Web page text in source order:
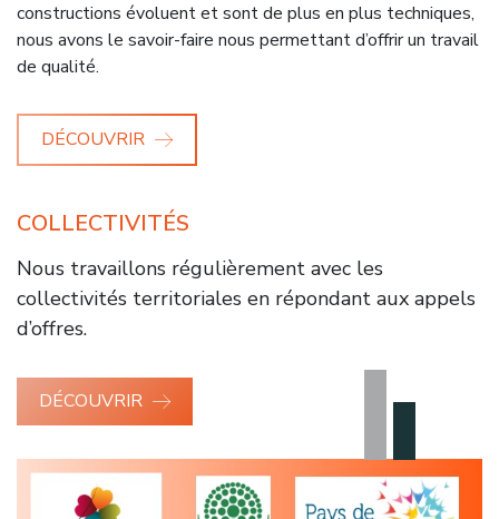
constructions évoluent et sont de plus en plus techniques,
nous avons le savoir-faire nous permettant d’offrir un travail
de qualité.
DÉCOUVRIR
COLLECTIVITÉS
Nous travaillons régulièrement avec les
collectivités territoriales en répondant aux appels
d’offres.
DÉCOUVRIR